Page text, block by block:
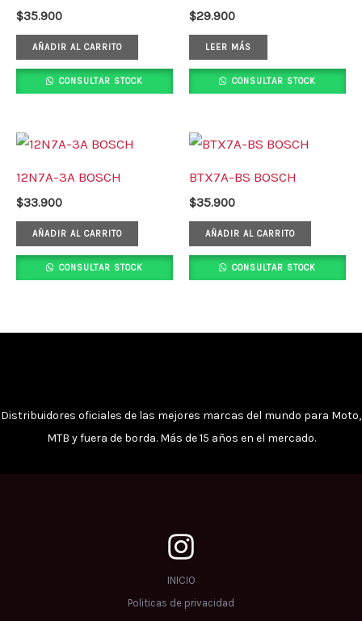
$35.900
AÑADIR AL CARRITO
CONSULTAR STOCK
$29.900
LEER MÁS
CONSULTAR STOCK
12N7A-3A BOSCH
$33.900
AÑADIR AL CARRITO
CONSULTAR STOCK
BTX7A-BS BOSCH
$35.900
AÑADIR AL CARRITO
CONSULTAR STOCK
Distribuidores oficiales de las mejores marcas del mundo para Moto,
MTB y fuera de borda. Más de 15 años en el mercado.
INICIO
Politicas de privacidad